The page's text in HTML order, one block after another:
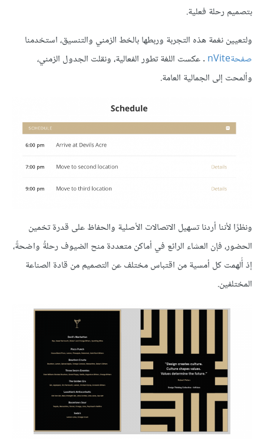
بتصميم رحلة فعلية.
ولتعيين نغمة هذه التجربة وربطها بالخط الزمني والتنسيق، استخدمنا
صفحةnVite
. عكست اللغة تطور الفعالية، ونقلت الجدول الزمني،
وألمحت إلى الجمالية العامة.
ونظرًا لأننا أردنا تسهيل الاتصالات الأصلية والحفاظ على قدرة تخمين
الحضور، فإن العشاء الرائع في أماكن متعددة منح الضيوف رحلةُ واضحةً،
إذ أُلهمت كل أمسية من اقتباس مختلف عن التصميم من قادة الصناعة
المختلفين.